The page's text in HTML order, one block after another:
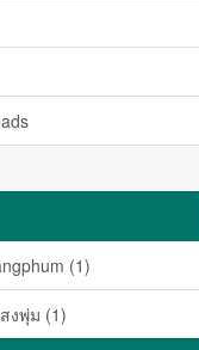
(1)
พุ่ม (1)